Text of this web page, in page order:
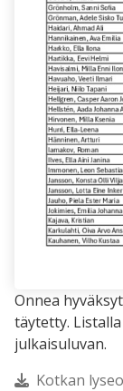
Onnea
täytetty.
julkaisuluvan.
Kotkan